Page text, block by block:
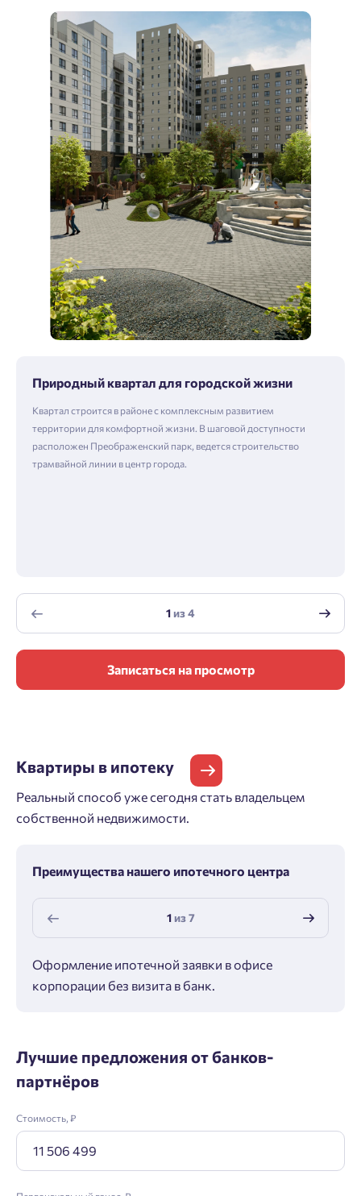
Природный квартал для городской жизни
Квартал строится в районе с комплексным развитием
территории для комфортной жизни. В шаговой доступности
расположен Преображенский парк, ведется строительство
трамвайной линии в центр города.
1из4
Записаться на просмотр
Квартиры в ипотеку
Реальный способ уже сегодня стать владельцем
собственной недвижимости.
Преимущества нашего ипотечного центра
1из7
Оформление ипотечной заявки в офисе
корпорации без визита в банк.
Лучшие предложения от банков-
партнёров
Стоимость, ₽